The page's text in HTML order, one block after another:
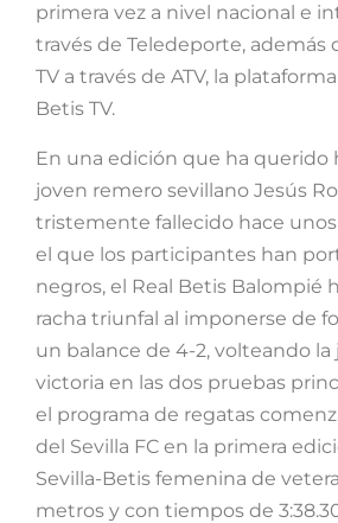
primera vez a nivel nacional e
través de Teledeporte, además
TV a través de ATV, la
Betis TV.
En una edición que ha querido
joven remero sevillano Jesús
tristemente fallecido hace
el que los participantes han
negros, el Real Betis Balompié
racha triunfal al imponerse de
un balance de 4-2, volteando la
victoria en las dos pruebas
el programa de regatas
del Sevilla FC en la primera
Sevilla-Betis femenina de
metros y con tiempos de